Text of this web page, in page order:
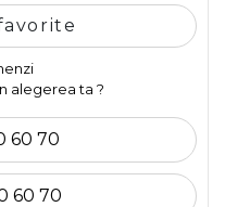
alegerea ta ?
60 70
60 70